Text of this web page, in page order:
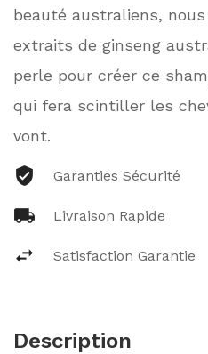
beauté australiens,
extraits de ginseng
perle pour créer ce
qui fera scintiller les
vont.
Garanties Sécurité
Livraison Rapide
Satisfaction Garantie
Description